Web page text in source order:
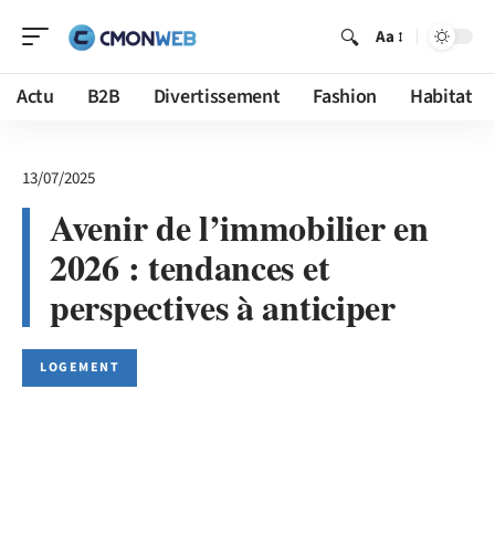
Aa
Actu B2B Divertissement Fashion Habitat
13/07/2025
Avenir de l’immobilier en
2026 : tendances et
perspectives à anticiper
LOGEMENT